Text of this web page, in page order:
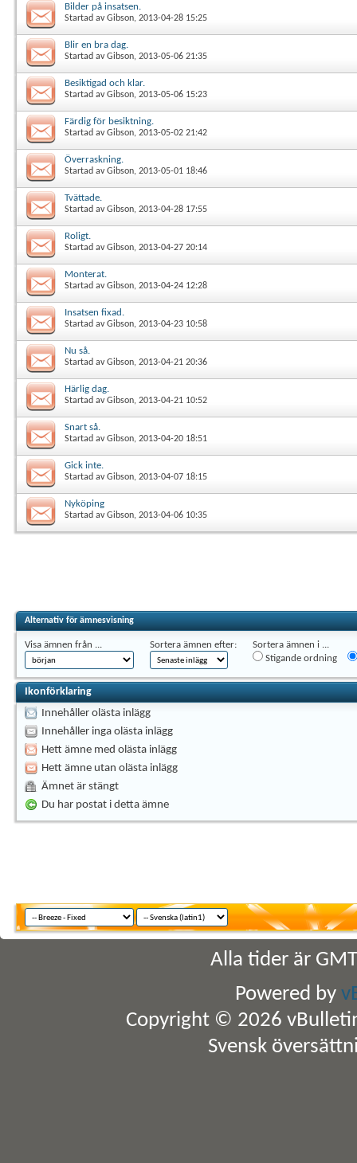
Bilder på insatsen.
Startad avGibson, 2013-04-28 15:25
Blir en bra dag.
Startad avGibson, 2013-05-06 21:35
Besiktigad och klar.
Startad avGibson, 2013-05-06 15:23
Färdig för besiktning.
Startad avGibson, 2013-05-02 21:42
Överraskning.
Startad avGibson, 2013-05-01 18:46
Tvättade.
Startad avGibson, 2013-04-28 17:55
Roligt.
Startad avGibson, 2013-04-27 20:14
Monterat.
Startad avGibson, 2013-04-24 12:28
Insatsen fixad.
Startad avGibson, 2013-04-23 10:58
Nu så.
Startad avGibson, 2013-04-21 20:36
Härlig dag.
Startad avGibson, 2013-04-21 10:52
Snart så.
Startad avGibson, 2013-04-20 18:51
Gick inte.
Startad avGibson, 2013-04-07 18:15
Nyköping
Startad avGibson, 2013-04-06 10:35
Alternativ för ämnesvisning
Visa ämnen från ... Sortera ämnen efter:
Sortera ämnen i ...
Stigande ordning
Ikonförklaring
Innehåller olästa inlägg
Innehåller inga olästa inlägg
Hett ämne med olästa inlägg
Hett ämne utan olästa inlägg
Ämnet är stängt
Du har postat i detta ämne
Alla tider är
Powered by
Copyright © 2026
Svensk